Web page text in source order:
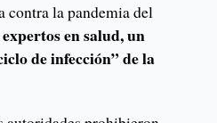
contra la pandemia del
en salud, un
de infección” de la